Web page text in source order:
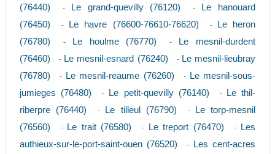
(76440)
- Le grand-quevilly (76120) -
Le hanouard
(76450)
- Le havre (76600-76610-76620) -
Le heron
(76780)
- Le houlme (76770) -
Le mesnil-durdent
(76460)
- Le mesnil-esnard (76240) - Le mesnil-lieubray
(76780)
- Le mesnil-reaume (76260) - Le mesnil-sous-
jumieges (76480)
- Le petit-quevilly (76140) -
Le thil-
riberpre (76440)
- Le tilleul (76790) -
Le torp-mesnil
(76560)
- Le trait (76580) - Le treport (76470) -
Les
authieux-sur-le-port-saint-ouen (76520)
- Les cent-acres